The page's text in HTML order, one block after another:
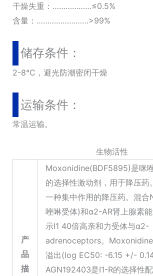
干燥失重：………………≤0.5%
含量：……………………>99%
储存条件：
2-8℃，避光防潮密闭干燥
运输条件：
常温运输。
生物活性
产
品
描
Moxonidine(BDF5895)是咪
的选择性激动剂，用于降压药
一种集中作用的降压药。混合
唑啉受体)和α2-AR肾上腺素
示I1 40倍高亲和力受体与α2-
adrenoceptors。
溢出(log EC50: -6.15 +/-
AGN192403是I1-R的选择性